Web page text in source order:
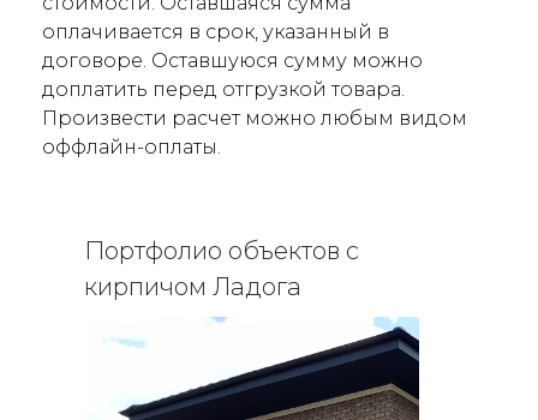
оплачивается в срок, указанный в
договоре. Оставшуюся сумму можно
доплатить перед отгрузкой товара.
Произвести расчет можно любым видом
оффлайн-оплаты.
Портфолио объектов с
кирпичом Ладога